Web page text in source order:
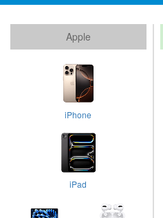
Apple
iPhone
iPad